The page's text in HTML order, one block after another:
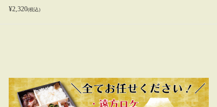
¥2,320(税込)